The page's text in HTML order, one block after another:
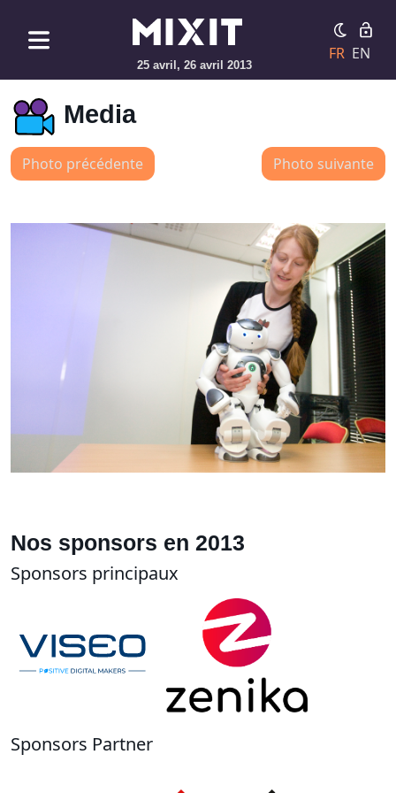
25 avril, 26 avril 2013
FR EN
Media
Photo précédente Photo suivante
Nos sponsors en 2013
Sponsors principaux
Sponsors Partner